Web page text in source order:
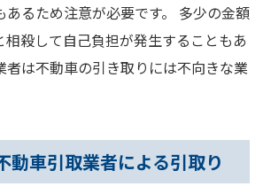
あるため注意が必要です。 多少の金額
殺して自己負担が発生することもあ
者は不動車の引き取りには不向きな業
動車引取業者による引取り